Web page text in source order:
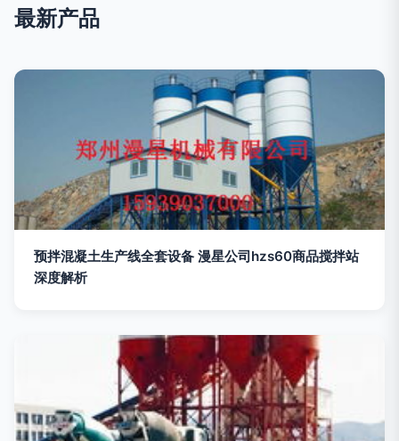
最新产品
预拌混凝土生产线全套设备 漫星公司hzs60商品搅拌站
深度解析